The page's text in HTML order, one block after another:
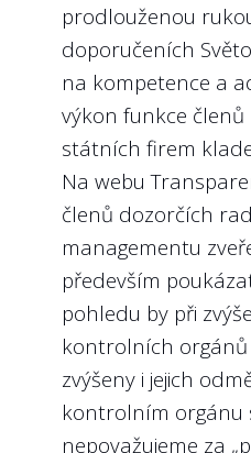
prodlouženou
doporučeních
na kompetence a
výkon funkce
státních firem
Na webu
členů dozorčích
managementu
především
pohledu by při
kontrolních
zvýšeny i jejich
kontrolním
nepovažujeme za